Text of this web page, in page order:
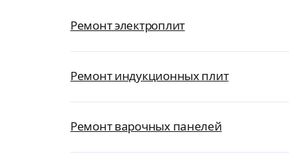
Ремонт электроплит
Ремонт индукционных плит
Ремонт варочных панелей